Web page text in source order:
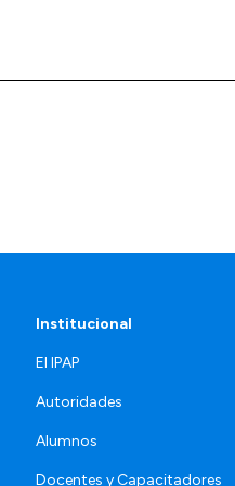
Institucional
El IPAP
Autoridades
Alumnos
Docentes y Capacitadores